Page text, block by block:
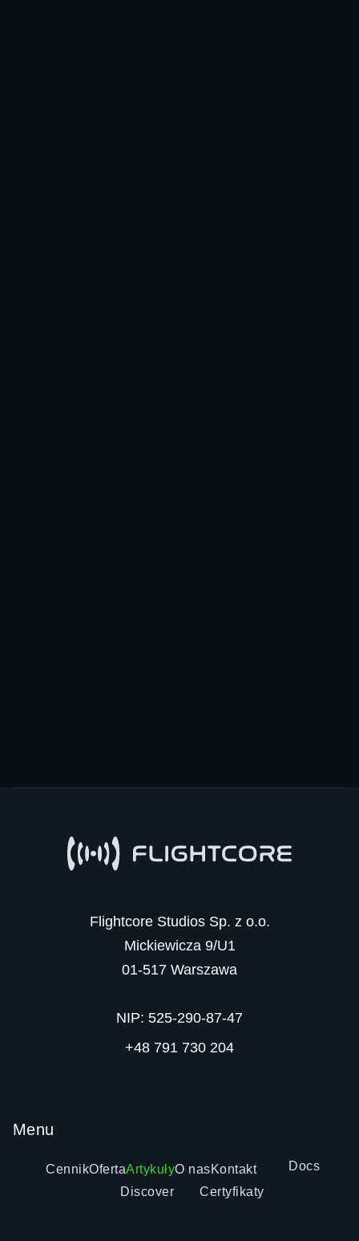
Flightcore Studios Sp. z o.o.
Mickiewicza 9/U1
01-517 Warszawa
NIP: 525-290-87-47
+48 791 730 204
Menu
CennikOfertaArtykułyO nasKontakt
Docs
Discover
Certyfikaty